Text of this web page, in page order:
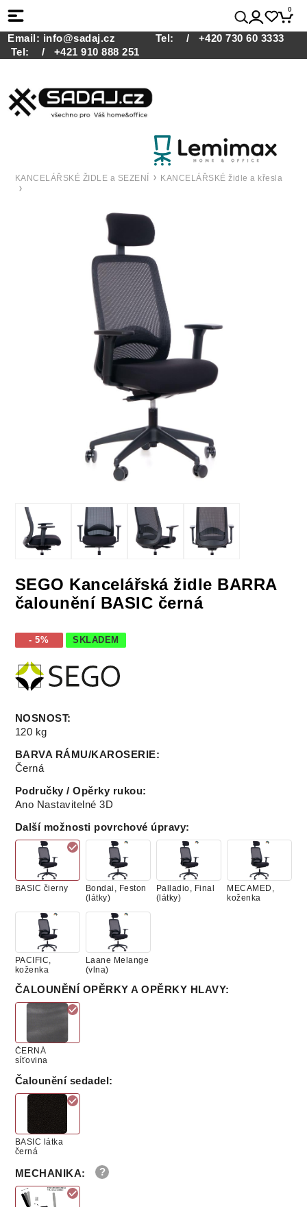
0
Email: info@sadaj.cz Tel:
/ +420 730 60 3333
Tel:
/ +421 910 888 251
KANCELÁŘSKÉ ŽIDLE a SEZENÍ KANCELÁŘSKÉ židle a křesla
SEGO Kancelářská židle BARRA
čalounění BASIC černá
- 5% SKLADEM
NOSNOST:
120 kg
BARVA RÁMU/KAROSERIE:
Černá
Područky / Opěrky rukou:
Ano Nastavitelné 3D
Další možnosti povrchové úpravy:
BASIC čierny
Bondai, Feston
(látky)
Palladio, Final
(látky)
MECAMED,
koženka
PACIFIC,
koženka
Laane Melange
(vlna)
ČALOUNĚNÍ OPĚRKY A OPĚRKY HLAVY:
ČERNÁ
síťovina
Čalounění sedadel :
BASIC látka
černá
MECHANIKA: